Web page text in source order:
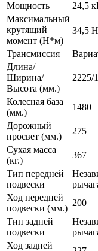
Мощность
24,5
Максимальный
крутящий
момент (Н*м)
34,5
Трансмиссия
Длина/
Ширина/
Высота (мм.)
2225/
Колесная база
(мм.)
1480
Дорожный
просвет (мм.)
275
Сухая масса
(кг.)
367
Тип передней
подвески
Ход передней
подвески (мм.)
200
Тип задней
подвески
Ход задней